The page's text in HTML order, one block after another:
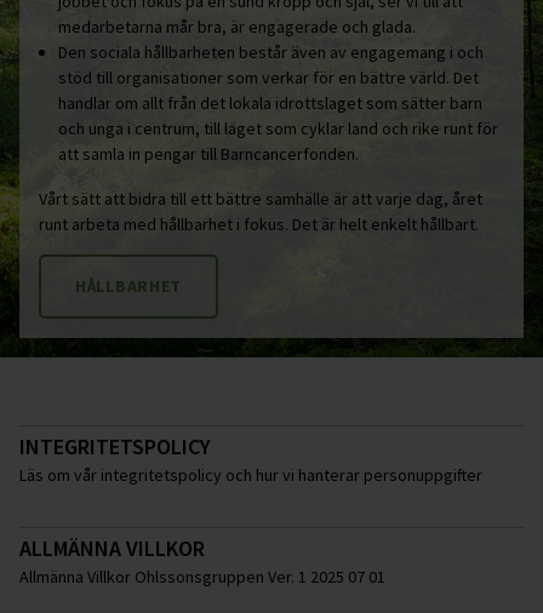
medarbetarna mår bra, är engagerade och glada.
Den sociala hållbarheten består även av engagemang i och
stöd till organisationer som verkar för en bättre värld. Det
handlar om allt från det lokala idrottslaget som sätter barn
och unga i centrum, till laget som cyklar land och rike runt för
att samla in pengar till Barncancerfonden.
Vårt sätt att bidra till ett bättre samhälle är att varje dag, året
runt arbeta med hållbarhet i fokus. Det är helt enkelt hållbart.
HÅLLBARHET
INTEGRITETSPOLICY
Läs om vår integritetspolicy och hur vi hanterar personuppgifter
ALLMÄNNA VILLKOR
Allmänna Villkor Ohlssonsgruppen Ver. 1 2025 07 01